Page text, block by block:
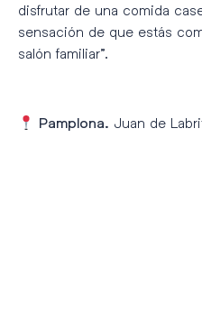
disfrutar de una comida
sensación de que estás
salón familiar”.
Pamplona. Juan de